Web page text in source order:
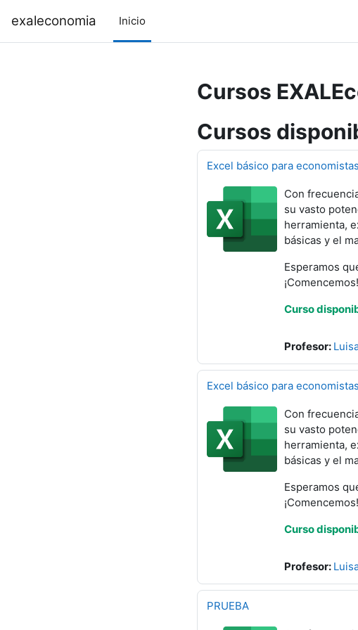
exaleconomia Inicio
Cursos
Cursos
Excel básico para
Con
su vasto
herramienta,
básicas y el
Esperamos
¡Comencemos!
Curso
Profesor:
Excel básico para
Con
su vasto
herramienta,
básicas y el
Esperamos
¡Comencemos!
Curso
Profesor:
PRUEBA